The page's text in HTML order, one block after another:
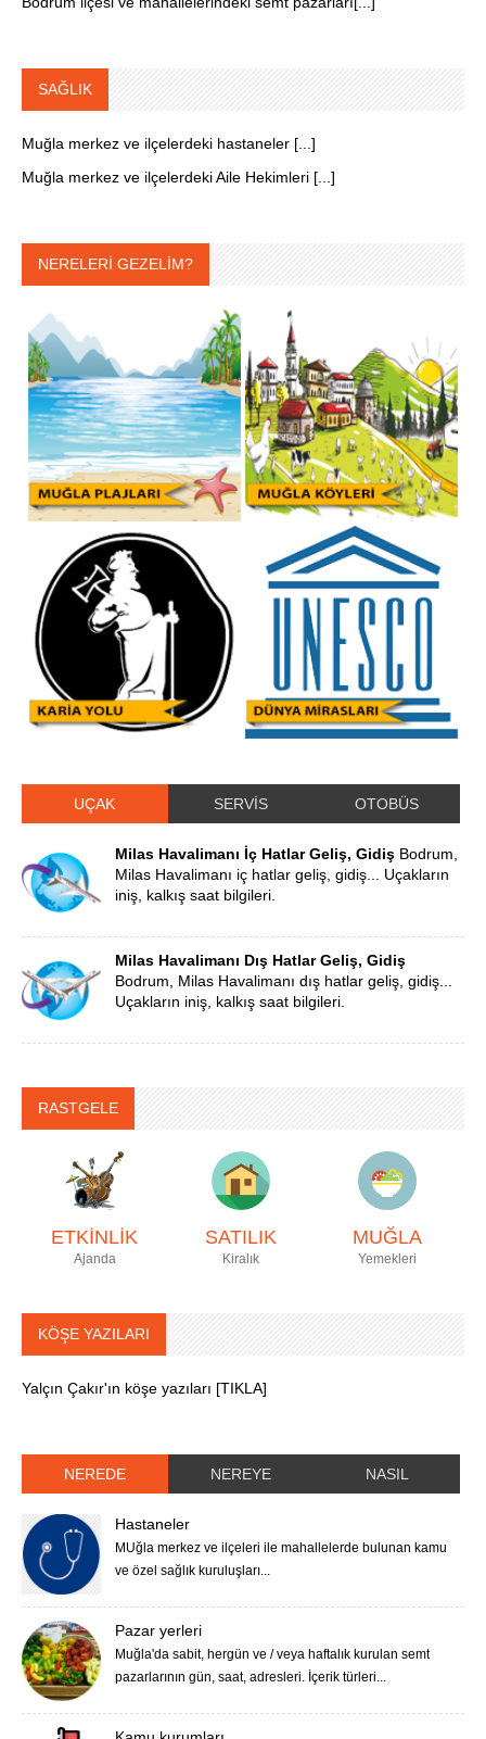
SAĞLIK
Muğla merkez ve ilçelerdeki hastaneler [...]
Muğla merkez ve ilçelerdeki Aile Hekimleri [...]
NERELERİ GEZELİM?
UÇAK SERVİS OTOBÜS
Milas Havalimanı İç Hatlar Geliş, Gidiş Bodrum,
Milas Havalimanı iç hatlar geliş, gidiş... Uçakların
iniş, kalkış saat bilgileri.
Milas Havalimanı Dış Hatlar Geliş, Gidiş
Bodrum, Milas Havalimanı dış hatlar geliş, gidiş...
Uçakların iniş, kalkış saat bilgileri.
RASTGELE
ETKİNLİK
Ajanda
SATILIK
Kiralık
MUĞLA
Yemekleri
KÖŞE YAZILARI
Yalçın Çakır'ın köşe yazıları [TIKLA]
NEREDE NEREYE NASIL
Hastaneler
MUğla merkez ve ilçeleri ile mahallelerde bulunan kamu
ve özel sağlık kuruluşları...
Pazar yerleri
Muğla'da sabit, hergün ve / veya haftalık kurulan semt
pazarlarının gün, saat, adresleri. İçerik türleri...